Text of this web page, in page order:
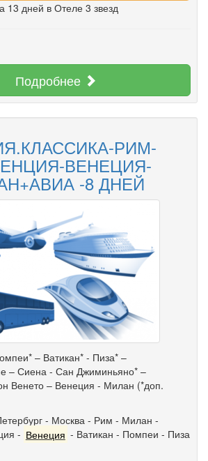
13 дней в Отеле 3 звезд
Подробнее
РИМ-
ВЕНЕЦИЯ-
-8 ДНЕЙ
– Ватикан* - Пиза* –
– Сиена - Сан Джиминьяно* –
Венето – Венеция - Милан (*доп.
- Москва - Рим - Милан -
- Венеция - Ватикан - Помпеи - Пиза